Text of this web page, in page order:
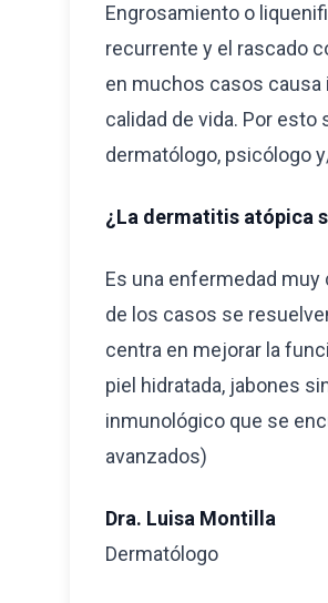
Engrosamiento o
recurrente y el rascado
en muchos casos
calidad de vida. Por
dermatólogo, psicólogo
¿La dermatitis atópica
Es una enfermedad
de los casos se
centra en mejorar la
piel hidratada, jabones
inmunológico que se
avanzados)
D ra. Luisa Montilla
D ermatólogo